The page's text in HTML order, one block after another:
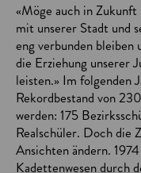
«Möge auch in
mit unserer Stadt und
eng verbunden bleiben
die Erziehung unserer
leisten.» Im folgenden
Rekordbestand von
werden: 175
Realschüler. Doch die
Ansichten ändern.
Kadettenwesen durch